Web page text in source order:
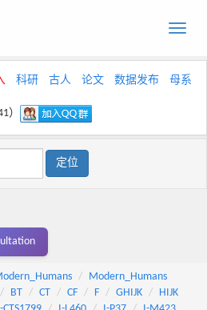
Toggle
科研 古人 论文 数据发布
母系
）
Modern_Humans
BT CT CF F GHIJK
HIJK